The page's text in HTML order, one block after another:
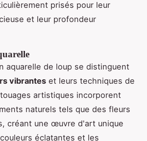
prisés pour leur
et leur profondeur
aquarelle de loup se distinguent
vibrantes et leurs techniques de
artistiques incorporent
naturels tels que des fleurs
créant une œuvre d'art unique
éclatantes et les